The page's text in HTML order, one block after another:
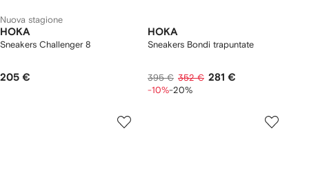
Nuova stagione
HOKA
Sneakers Challenger 8
205 €
HOKA
Sneakers Bondi trapuntate
395 € 352 € 281 €
-10%-20%